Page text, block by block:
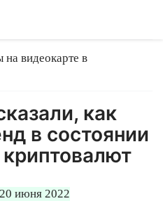
на видеокарте в
как
в состоянии
июня 2022